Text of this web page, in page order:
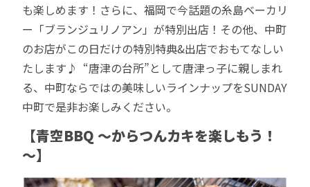
も楽しめます！さらに、福岡で今話題の糸島ベーカリ
ー「ブランジュリノアン」が特別出店！その他、中町
のお店がこの日だけの特別特典&出店でおもてなしい
たします♪ “唐津の台所”として唐津っ子に親しまれ
る、中町ならではの美味しいラインナップをSUNDAY
中町で是非お楽しみください。
【青空BBQ ～からつんカキを楽しもう！
～】